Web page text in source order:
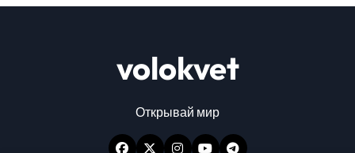
volokvet
Открывай мир